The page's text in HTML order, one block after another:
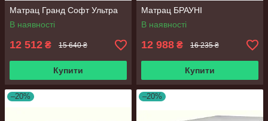
Матрац Гранд Софт Ультра
В наявності
12 512 ₴ 15 640 ₴
Купити
Матрац БРАУНІ
В наявності
12 988 ₴ 16 235 ₴
Купити
–20% –20%